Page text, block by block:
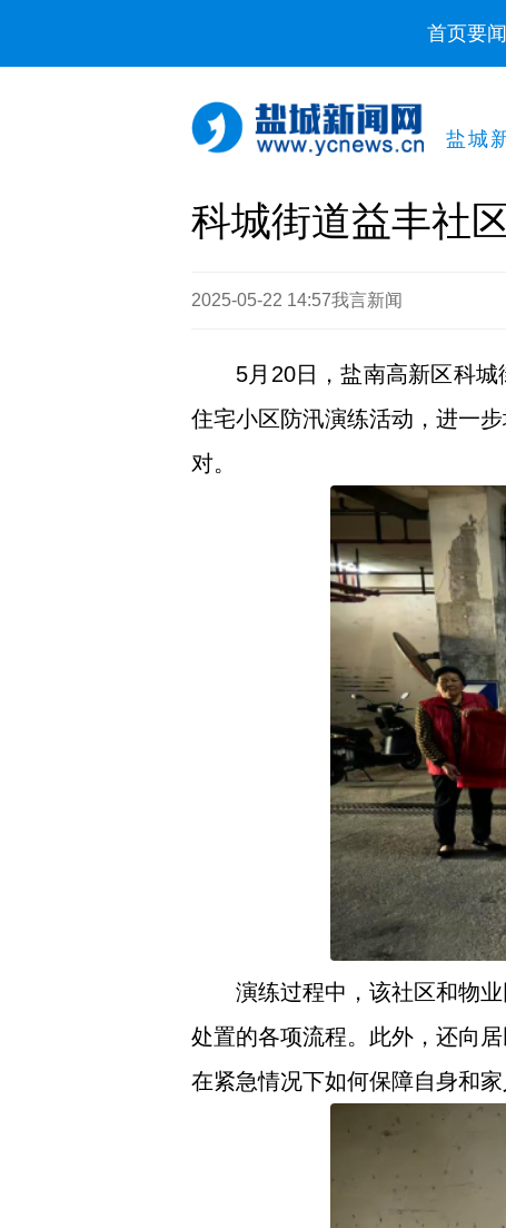
首页要闻
盐城
科城街道益丰社
2025-05-22 14:57我言新闻
5月20日，盐南高新区科
住宅小区防汛演练活动，进一
对。
演练过程中，该社区和物
处置的各项流程。此外，还向
在紧急情况下如何保障自身和家